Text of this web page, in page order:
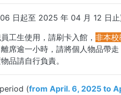
日起至 2025 年 04 月 12 日止)
工生使用，請刷卡入館， 非本
席逾一小時，請將個人物品帶走
品請自行負責。
(from April. 6, 2025 to